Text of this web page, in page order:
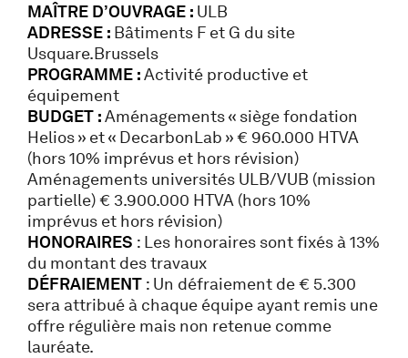
MAÎTRE D’OUVRAGE : ULB
ADRESSE : Bâtiments F et G du site
Usquare.Brussels
PROGRAMME :Activité productive et
équipement
BUDGET :Aménagements « siège fondation
Helios » et « DecarbonLab » € 960.000 HTVA
(hors 10% imprévus et hors révision)
Aménagements universités ULB/VUB (mission
partielle) € 3.900.000 HTVA (hors 10%
imprévus et hors révision)
HONORAIRES : Les honoraires sont fixés à 13%
du montant des travaux
DÉFRAIEMENT : Un défraiement de € 5.300
sera attribué à chaque équipe ayant remis une
offre régulière mais non retenue comme
lauréate.